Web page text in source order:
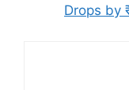
Drops by